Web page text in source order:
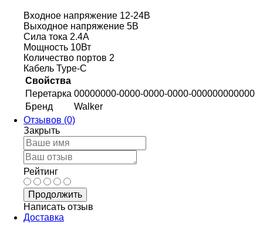
Входное напряжение 12-24В
Выходное напряжение 5В
Сила тока 2.4A
Мощность 10Вт
Количество портов 2
Кабель Type-C
Свойства
Перетарка 00000000-0000-0000-0000-000000000000
Бренд
Walker
Отзывов (0)
Закрыть
Рейтинг
Продолжить
Написать отзыв
Доставка